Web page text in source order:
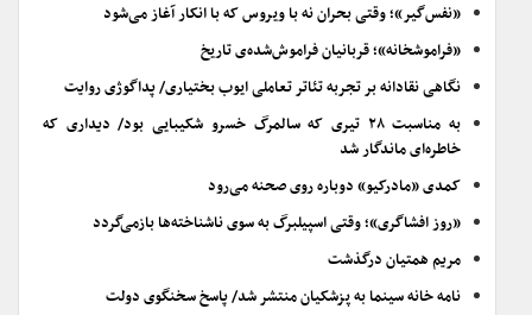
«نفس‌گیر»؛ وقتی بحران نه با ویروس که با انکار آغاز می‌شود
«فراموشخانه»؛ قربانیان فراموش‌شده‌ی تاریخ
نگاهی نقادانه بر تجربه تئاتر تعاملی ایوب بختیاری/ پداگوژی روایت
به مناسبت ۲۸ تیری که سالمرگ خسرو شکیبایی بود/ دیداری که
خاطره‌ای ماندگار شد
کمدی «مادرکیو» دوباره روی صحنه می‌رود
«روز افشاگری»؛ وقتی اسپیلبرگ به سوی ناشناخته‌ها بازمی‌گردد
مریم همتیان درگذشت
نامه خانه سینما به پزشکیان منتشر شد/ پاسخ سخنگوی دولت